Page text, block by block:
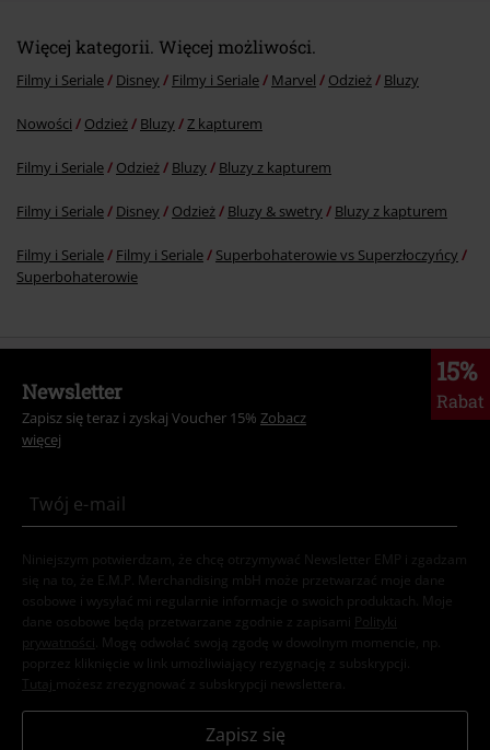
Więcej kategorii. Więcej możliwości.
Filmy i Seriale Disney Filmy i Seriale Marvel Odzież Bluzy
Nowości Odzież Bluzy Z kapturem
Filmy i Seriale Odzież Bluzy Bluzy z kapturem
Filmy i Seriale Disney Odzież Bluzy & swetry Bluzy z kapturem
Filmy i Seriale Filmy i Seriale
Superbohaterowie vs Superzłoczyńcy
Superbohaterowie
15%
Rabat
Newsletter
Zapisz się teraz i zyskaj Voucher 15% Zobacz
więcej
Niniejszym potwierdzam, że chcę otrzymywać Newsletter EMP i zgadzam
się na to, że E.M.P. Merchandising mbH może przetwarzać moje dane
osobowe i wysyłać mi regularnie informacje o swoich produktach. Moje
dane osobowe będą przetwarzane zgodnie z zapisami
Polityki
prywatności . Mogę odwołać swoją zgodę w dowolnym momencie, np.
poprzez kliknięcie w link umożliwiający rezygnację z subskrypcji.
Tutaj możesz zrezygnować z subskrypcji newslettera.
Zapisz się